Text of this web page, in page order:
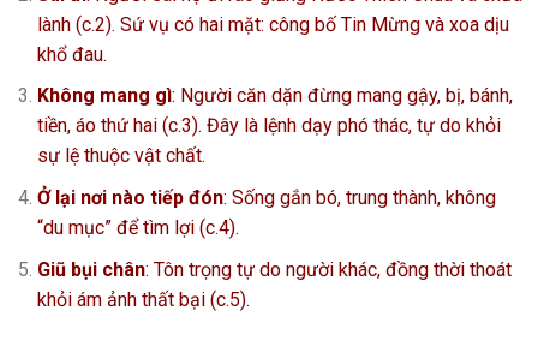
lành (c.2). Sứ vụ có hai mặt: công bố Tin Mừng và xoa dịu
khổ đau.
Không mang gì: Người căn dặn đừng mang gậy, bị, bánh,
tiền, áo thứ hai (c.3). Đây là lệnh dạy phó thác, tự do khỏi
sự lệ thuộc vật chất.
Ở lại nơi nào tiếp đón: Sống gắn bó, trung thành, không
“du mục” để tìm lợi (c.4).
Giũ bụi chân: Tôn trọng tự do người khác, đồng thời thoát
khỏi ám ảnh thất bại (c.5).